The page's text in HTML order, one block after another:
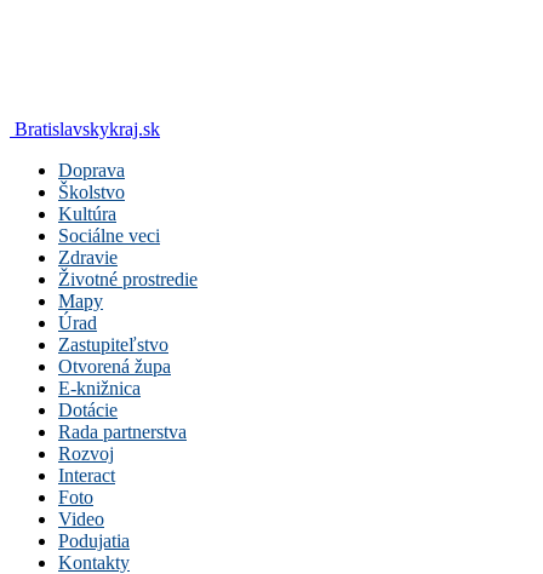
Bratislavskykraj.sk
Doprava
Školstvo
Kultúra
Sociálne veci
Zdravie
Životné prostredie
Mapy
Úrad
Zastupiteľstvo
Otvorená župa
E-knižnica
Dotácie
Rada partnerstva
Rozvoj
Interact
Foto
Video
Podujatia
Kontakty